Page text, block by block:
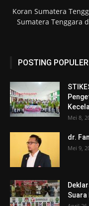
Koran Sumatera
Sumatera Tenggara
POSTING POPULER
Mei 8,
dr.
Mei 9,
Suara